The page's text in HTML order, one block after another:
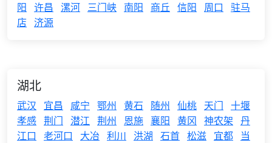
阳 许昌 漯河 三门峡 南阳 商丘 信阳 周口
驻马
店 济源
湖北
武汉 宜昌 咸宁 鄂州 黄石 随州 仙桃 天门 十堰
孝感 荆门 潜江 荆州 恩施 襄阳 黄冈 神农架 丹
江口
老河口 大冶 利川 洪湖 石首 松滋 宜都
当